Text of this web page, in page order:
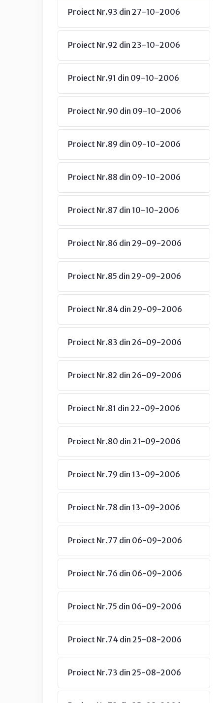
Proiect Nr.93 din 27-10-2006
Proiect Nr.92 din 23-10-2006
Proiect Nr.91 din 09-10-2006
Proiect Nr.90 din 09-10-2006
Proiect Nr.89 din 09-10-2006
Proiect Nr.88 din 09-10-2006
Proiect Nr.87 din 10-10-2006
Proiect Nr.86 din 29-09-2006
Proiect Nr.85 din 29-09-2006
Proiect Nr.84 din 29-09-2006
Proiect Nr.83 din 26-09-2006
Proiect Nr.82 din 26-09-2006
Proiect Nr.81 din 22-09-2006
Proiect Nr.80 din 21-09-2006
Proiect Nr.79 din 13-09-2006
Proiect Nr.78 din 13-09-2006
Proiect Nr.77 din 06-09-2006
Proiect Nr.76 din 06-09-2006
Proiect Nr.75 din 06-09-2006
Proiect Nr.74 din 25-08-2006
Proiect Nr.73 din 25-08-2006